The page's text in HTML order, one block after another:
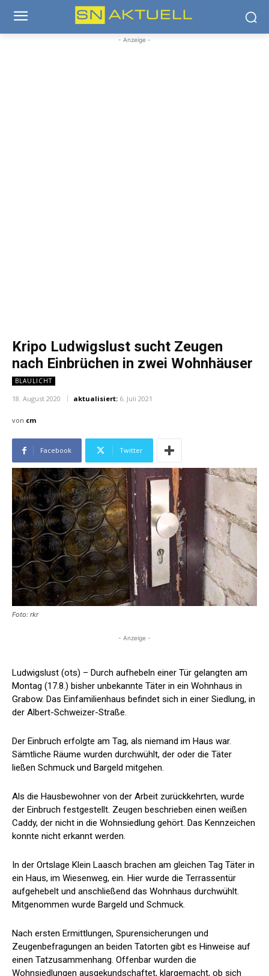
- Anzeige -
Kripo Ludwigslust sucht Zeugen
nach Einbrüchen in zwei Wohnhäuser
BLAULICHT
18. August 2020 aktualisiert: 6. Juli 2021
von cm
Facebook Twitter
Foto: rkr
- Anzeige -
Ludwigslust (ots) – Durch aufhebeln einer Tür gelangten am
Montag (17.8.) bisher unbekannte Täter in ein Wohnhaus in
Grabow. Das Einfamilienhaus befindet sich in einer Siedlung, in
der Albert-Schweizer-Straße.
Der Einbruch erfolgte am Tag, als niemand im Haus war.
Sämtliche Räume wurden durchwühlt, der oder die Täter
ließen Schmuck und Bargeld mitgehen.
Als die Hausbewohner von der Arbeit zurückkehrten, wurde
der Einbruch festgestellt. Zeugen beschrieben einen weißen
Caddy, der nicht in die Wohnsiedlung gehört. Das Kennzeichen
konnte nicht erkannt werden.
In der Ortslage Klein Laasch brachen am gleichen Tag Täter in
ein Haus, im Wiesenweg, ein. Hier wurde die Terrassentür
aufgehebelt und anschließend das Wohnhaus durchwühlt.
Mitgenommen wurde Bargeld und Schmuck.
Nach ersten Ermittlungen, Spurensicherungen und
Zeugenbefragungen an beiden Tatorten gibt es Hinweise auf
einen Tatzusammenhang. Offenbar wurden die
Wohnsiedlungen ausgekundschaftet, klargemacht, ob sich